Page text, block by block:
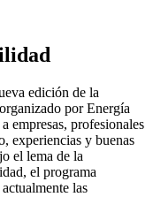
edición de la
por Energía
empresas, profesionales
experiencias y buenas
el lema de la
el programa
las